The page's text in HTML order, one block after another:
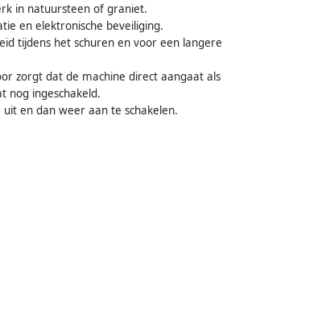
in natuursteen of graniet.
en elektronische beveiliging.
tijdens het schuren en voor een langere
zorgt dat de machine direct aangaat als
nog ingeschakeld.
en dan weer aan te schakelen.